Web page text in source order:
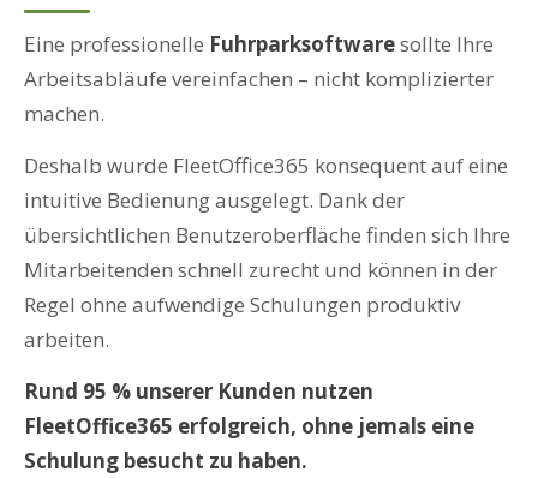
Eine professionelle Fuhrparksoftwaresollte Ihre
Arbeitsabläufe vereinfachen – nicht komplizierter
machen.
Deshalb wurde FleetOffice365 konsequent auf eine
intuitive Bedienung ausgelegt. Dank der
übersichtlichen Benutzeroberfläche finden sich Ihre
Mitarbeitenden schnell zurecht und können in der
Regel ohne aufwendige Schulungen produktiv
arbeiten.
Rund 95 % unserer Kunden nutzen
FleetOffice365 erfolgreich, ohne jemals eine
Schulung besucht zu haben.